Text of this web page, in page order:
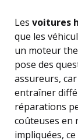
Les voitures
que les
un moteur
pose des
assureurs,
entraîner
réparations
coûteuses en
impliquées,